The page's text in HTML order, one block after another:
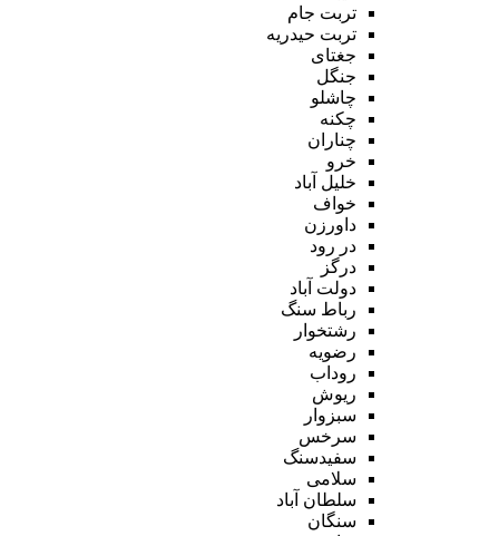
تربت جام
تربت حیدریه
جغتای
جنگل
چاشلو
چکنه
چناران
خرو
خلیل آباد
خواف
داورزن
در رود
درگز
دولت آباد
رباط سنگ
رشتخوار
رضویه
روداب
ریوش
سبزوار
سرخس
سفیدسنگ
سلامی
سلطان آباد
سنگان